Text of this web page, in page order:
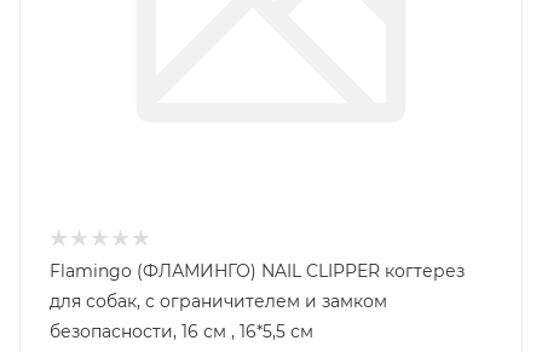
Flamingo (ФЛАМИНГО) NAIL CLIPPER когтерез
для собак, с ограничителем и замком
безопасности, 16 см , 16*5,5 см